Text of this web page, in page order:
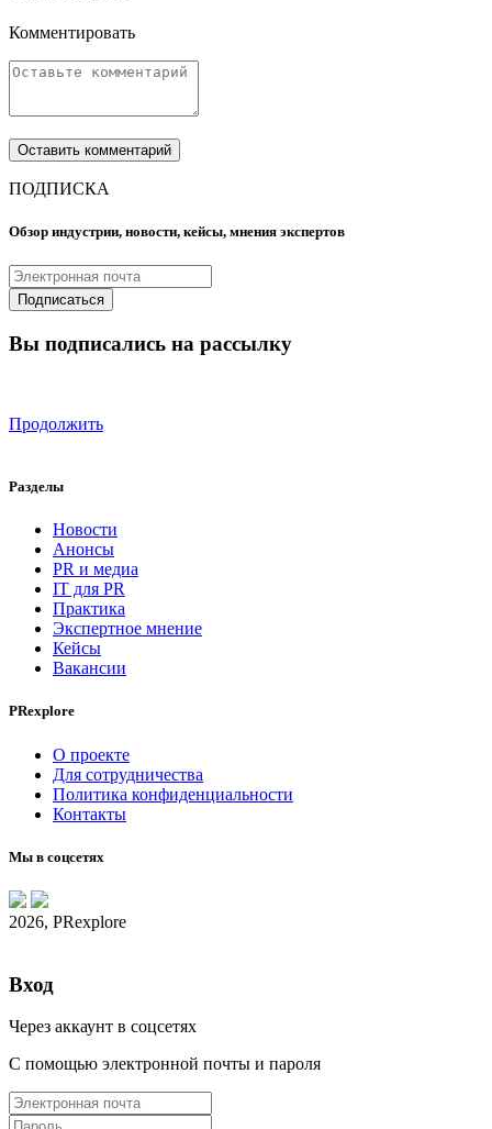
Комментировать
ПОДПИСКА
Обзор индустрии, новости, кейсы, мнения экспертов
Вы подписались на рассылку
Продолжить
Разделы
Новости
Анонсы
PR и медиа
IT для PR
Практика
Экспертное мнение
Кейсы
Вакансии
PRexplore
О проекте
Для сотрудничества
Политика конфиденциальности
Контакты
Мы в соцсетях
2026, PRexplore
Вход
Через аккаунт в соцсетях
С помощью электронной почты и пароля